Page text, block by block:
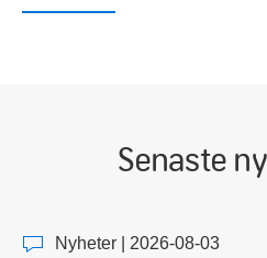
Senaste
Nyheter | 2026-08-03